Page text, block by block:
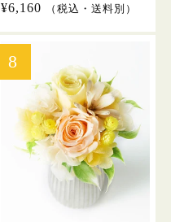
通
価
格
¥6,160 （税込・送料別）